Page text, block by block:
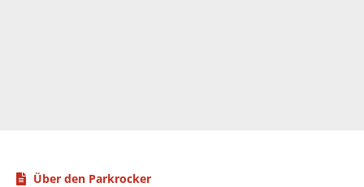
Über den Parkrocker